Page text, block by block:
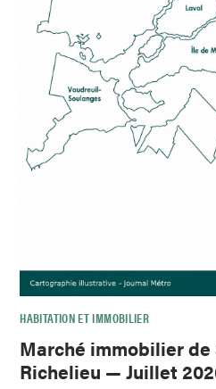
HABITATION ET IMMOBILIER
Marché immobilier
Richelieu — Juillet